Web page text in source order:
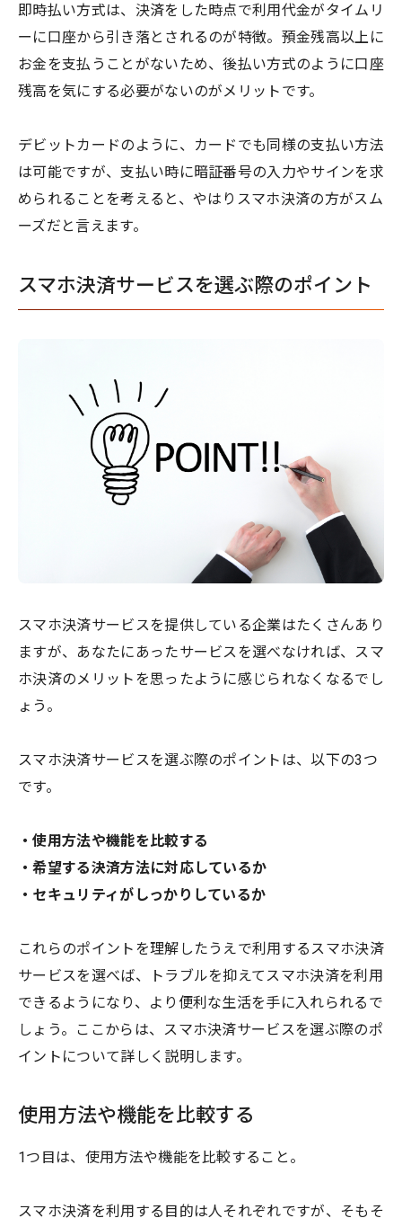
即時払い方式は、決済をした時点で利用代金がタイムリ
ーに口座から引き落とされるのが特徴。預金残高以上に
お金を支払うことがないため、後払い方式のように口座
残高を気にする必要がないのがメリットです。
デビットカードのように、カードでも同様の支払い方法
は可能ですが、支払い時に暗証番号の入力やサインを求
められることを考えると、やはりスマホ決済の方がスム
ーズだと言えます。
スマホ決済サービスを選ぶ際のポイント
スマホ決済サービスを提供している企業はたくさんあり
ますが、あなたにあったサービスを選べなければ、スマ
ホ決済のメリットを思ったように感じられなくなるでし
ょう。
スマホ決済サービスを選ぶ際のポイントは、以下の3つ
です。
・使用方法や機能を比較する
・希望する決済方法に対応しているか
・セキュリティがしっかりしているか
これらのポイントを理解したうえで利用するスマホ決済
サービスを選べば、トラブルを抑えてスマホ決済を利用
できるようになり、より便利な生活を手に入れられるで
しょう。ここからは、スマホ決済サービスを選ぶ際のポ
イントについて詳しく説明します。
使用方法や機能を比較する
1つ目は、使用方法や機能を比較すること。
スマホ決済を利用する目的は人それぞれですが、そもそ